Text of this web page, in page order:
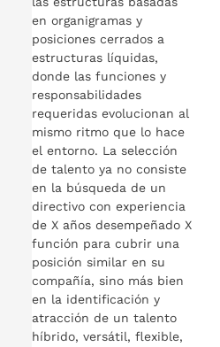
en organigramas y
posiciones cerrados a
estructuras líquidas,
donde las funciones y
responsabilidades
requeridas evolucionan al
mismo ritmo que lo hace
el entorno. La selección
de talento ya no consiste
en la búsqueda de un
directivo con experiencia
de X años desempeñado X
función para cubrir una
posición similar en su
compañía, sino más bien
en la identificación y
atracción de un talento
híbrido, versátil, flexible,